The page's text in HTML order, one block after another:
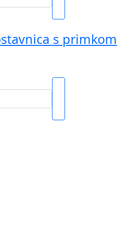
s primkom